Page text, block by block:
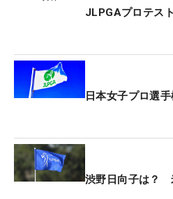
JLPGAプロテス
日本女子プロ選
渋野日向子は？